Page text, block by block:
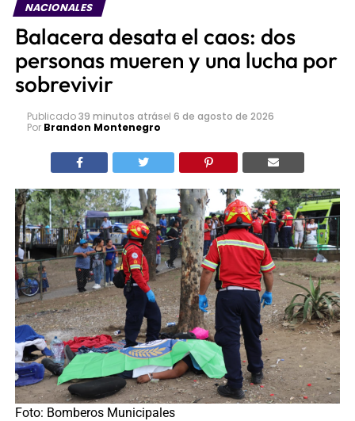
NACIONALES
Balacera desata el caos: dos
personas mueren y una lucha por
sobrevivir
Publicado39 minutos atrásel 6 de agosto de 2026
Por Brandon Montenegro
Foto: Bomberos Municipales